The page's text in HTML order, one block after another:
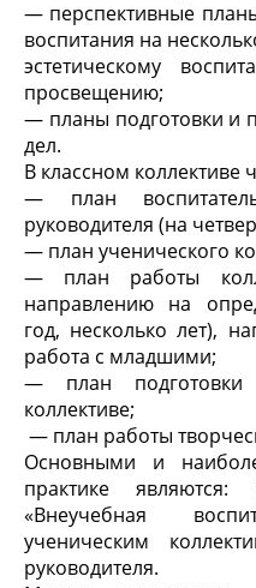
— перспективные
воспитания на
эстетическому
просвещению;
— планы подготовки и
дел.
В классном коллективе
— план
руководителя (на
— план ученического
— план работы
направлению на
год, несколько лет),
работа с младшими;
— план
коллективе;
— план работы
Основными и
практике
«Внеучебная
ученическим
руководителя.